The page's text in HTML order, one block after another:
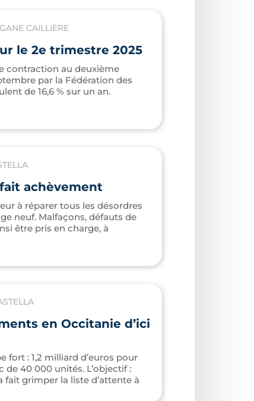
CAILLIÈRE
le 2e trimestre 2025
contraction au deuxième
par la Fédération des
de 16,6 % sur un an.
achèvement
à réparer tous les désordres
neuf. Malfaçons, défauts de
être pris en charge, à
en Occitanie d’ici
fort : 1,2 milliard d’euros pour
40 000 unités. L’objectif :
grimper la liste d’attente à